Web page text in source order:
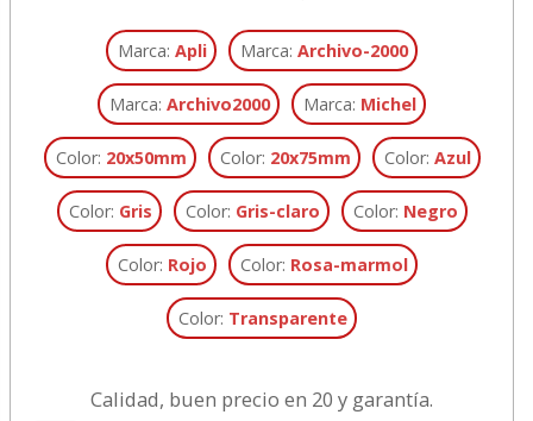
Marca:Apli Marca:Archivo-2000
Marca:Archivo2000 Marca: Michel
Color: 20x50mm Color: 20x75mm Color: Azul
Color: Gris Color: Gris-claro Color: Negro
Color: Rojo Color: Rosa-marmol
Color: Transparente
Calidad, buen precio en 20 y garantía.